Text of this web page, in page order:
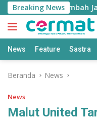
Langsung
ke
konten
Breaking News
Utara Bertambah Jadi
News Feature Sastra
Beranda News
News
Malut United